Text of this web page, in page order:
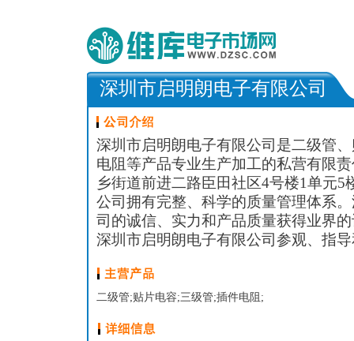
深圳市启明朗电子有限公司
深圳市启明朗电子有限公司是二级管
电阻等产品专业生产加工的私营有限
乡街道前进二路臣田社区4号楼1单元5
公司拥有完整、科学的质量管理体系
司的诚信、实力和产品质量获得业界
深圳市启明朗电子有限公司参观、指
二级管;贴片电容;三级管;插件电阻;